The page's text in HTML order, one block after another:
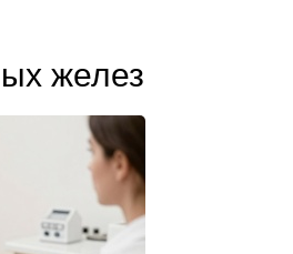
желез